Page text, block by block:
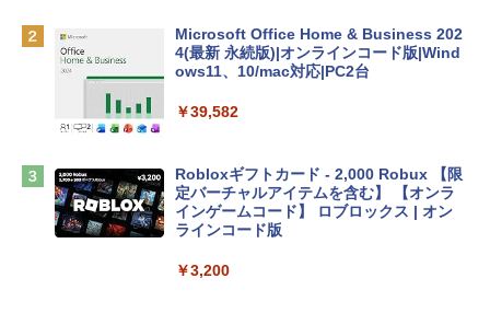
￥137,800
ンケース Dell NEC Lavie ASUS HP dyna
￥2,952
Apple 2026 MacBook Air M5チップ搭載
igence、13.6インチLiquid Retinaディ
Microsoft Office Home & Business 202
4(最新 永続版)|オンラインコード版|Wind
ows11、10/mac対応|PC2台
￥39,582
Robloxギフトカード - 2,000 Robux 【限
定バーチャルアイテムを含む】 【オンラ
インゲームコード】 ロブロックス | オン
ラインコード版
￥3,200